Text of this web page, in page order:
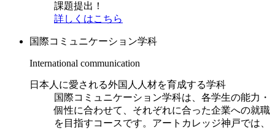
課題提出！
詳しくはこちら
国際コミュニケーション学科
International communication
日本人に愛される外国人人材を育成する学科
国際コミュニケーション学科は、各学生の能力・
個性に合わせて、それぞれに合った企業への就職
を目指すコースです。アートカレッジ神戸では、